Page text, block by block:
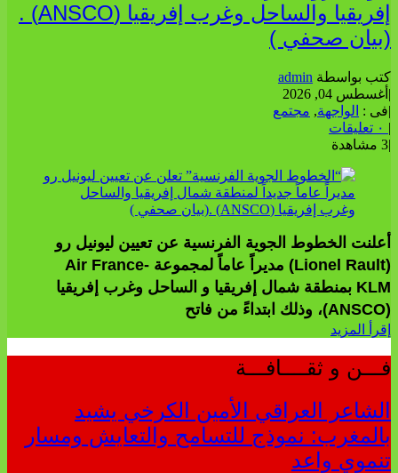
إفريقيا والساحل وغرب إفريقيا (ANSCO) .
(بيان صحفي )
كتب بواسطة admin
| أغسطس 04, 2026
|فى : الواجهة, مجتمع
|
|3 مشاهدة
أعلنت الخطوط الجوية الفرنسية عن تعيين ليونيل رو
(Lionel Rault) مديراً عاماً لمجموعة Air France-
KLM بمنطقة شمال إفريقيا و الساحل وغرب إفريقيا
(ANSCO)، وذلك ابتداءً من فاتح
إقرأ المزيد
فـــن و ثقــــافـــة
الشاعر العراقي الأمين الكرخي يشيد
بالمغرب: نموذج للتسامح والتعايش ومسار
تنموي واعد